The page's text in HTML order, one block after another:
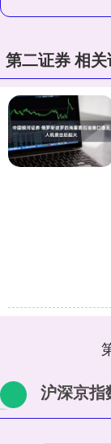
第二证券 相
沪深京指